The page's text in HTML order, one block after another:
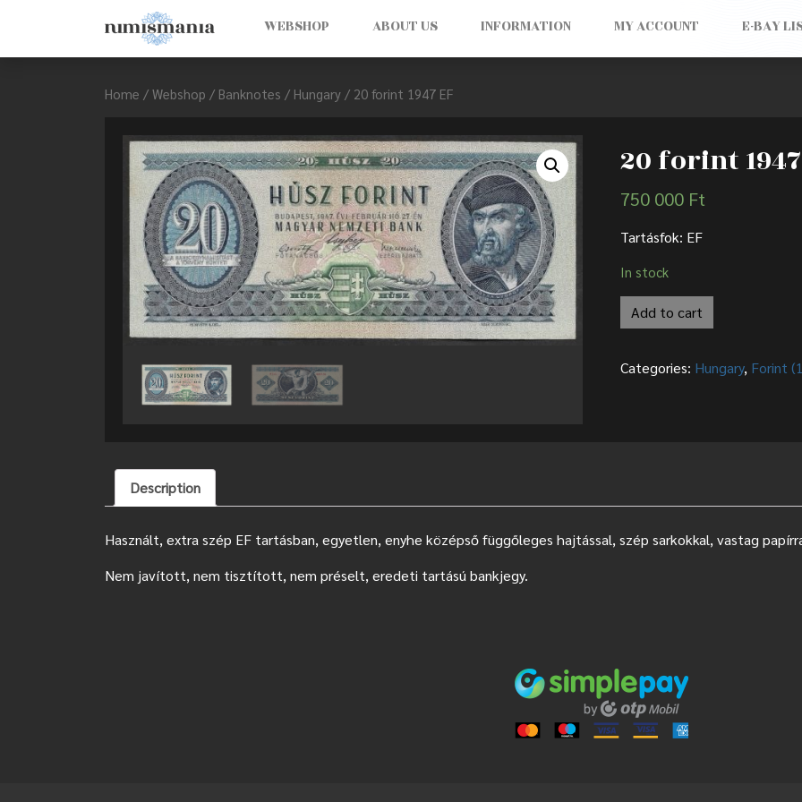
WEBSHOP ABOUT US INFORMATION MY ACCOUNT E-BAY
Home / Webshop / Banknotes / Hungary / 20 forint 1947 EF
20 forint
750 000 Ft
Tartásfok: EF
In stock
Add to cart
Categories: Hungary, Forint
Description
Használt, extra szép EF tartásban, egyetlen, enyhe középső függőleges hajtással, szép sarkokkal, vastag
Nem javított, nem tisztított, nem préselt, eredeti tartású bankjegy.